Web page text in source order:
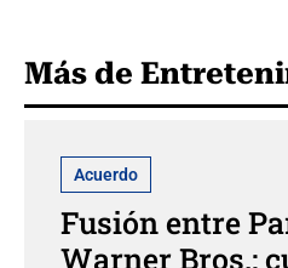
Más de
Acuerdo
Fusión entre
Warner Bros.: